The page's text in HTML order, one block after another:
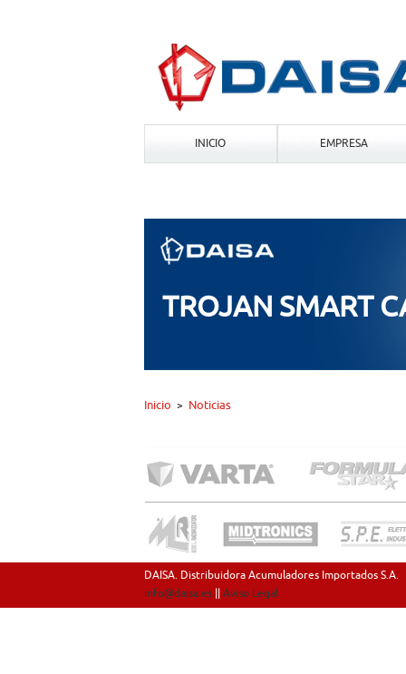
INICIO EMPRESA
TROJAN SMART
Inicio > Noticias
DAISA. Distribuidora Acumuladores Importados S.A.
info@daisa.es|| Aviso Legal